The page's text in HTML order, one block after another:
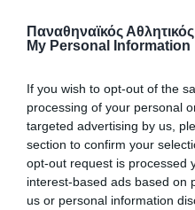
Παναθηναϊκός
My Personal Information
If you wish to opt-out of the
processing of your personal
targeted advertising by us,
section to confirm your
opt-out request is processed
interest-based ads based on
us or personal information
Ακάθεκτη η
Ρώμη
στο μίτινγκ Sette Colli της
27.06.2026 ΚΟΛΥΜΒΗΣΗ